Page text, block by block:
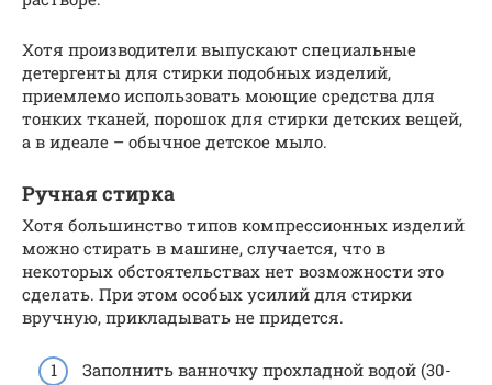
Хотя производители выпускают специальные
детергенты для стирки подобных изделий,
приемлемо использовать моющие средства для
тонких тканей, порошок для стирки детских вещей,
а в идеале – обычное детское мыло.
Ручная стирка
Хотя большинство типов компрессионных изделий
можно стирать в машине, случается, что в
некоторых обстоятельствах нет возможности это
сделать. При этом особых усилий для стирки
вручную, прикладывать не придется.
Заполнить ванночку прохладной водой (30-